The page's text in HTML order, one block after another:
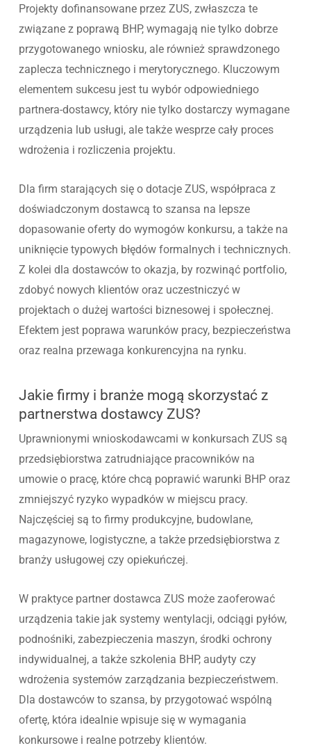
Projekty dofinansowane przez ZUS, zwłaszcza te
związane z poprawą BHP, wymagają nie tylko dobrze
przygotowanego wniosku, ale również sprawdzonego
zaplecza technicznego i merytorycznego. Kluczowym
elementem sukcesu jest tu wybór odpowiedniego
partnera-dostawcy, który nie tylko dostarczy wymagane
urządzenia lub usługi, ale także wesprze cały proces
wdrożenia i rozliczenia projektu.
Dla firm starających się o dotacje ZUS, współpraca z
doświadczonym dostawcą to szansa na lepsze
dopasowanie oferty do wymogów konkursu, a także na
uniknięcie typowych błędów formalnych i technicznych.
Z kolei dla dostawców to okazja, by rozwinąć portfolio,
zdobyć nowych klientów oraz uczestniczyć w
projektach o dużej wartości biznesowej i społecznej.
Efektem jest poprawa warunków pracy, bezpieczeństwa
oraz realna przewaga konkurencyjna na rynku.
Jakie firmy i branże mogą skorzystać z
partnerstwa dostawcy ZUS?
Uprawnionymi wnioskodawcami w konkursach ZUS są
przedsiębiorstwa zatrudniające pracowników na
umowie o pracę, które chcą poprawić warunki BHP oraz
zmniejszyć ryzyko wypadków w miejscu pracy.
Najczęściej są to firmy produkcyjne, budowlane,
magazynowe, logistyczne, a także przedsiębiorstwa z
branży usługowej czy opiekuńczej.
W praktyce partner dostawca ZUS może zaoferować
urządzenia takie jak systemy wentylacji, odciągi pyłów,
podnośniki, zabezpieczenia maszyn, środki ochrony
indywidualnej, a także szkolenia BHP, audyty czy
wdrożenia systemów zarządzania bezpieczeństwem.
Dla dostawców to szansa, by przygotować wspólną
ofertę, która idealnie wpisuje się w wymagania
konkursowe i realne potrzeby klientów.